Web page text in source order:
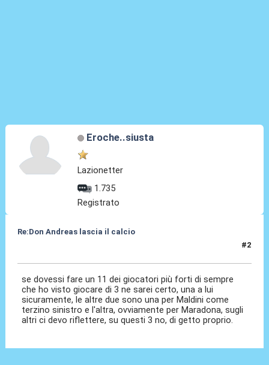
Eroche..siusta
Lazionetter
1.735
Registrato
Re:Don Andreas lascia il calcio
#2
se dovessi fare un 11 dei giocatori più forti di sempre
che ho visto giocare di 3 ne sarei certo, una a lui
sicuramente, le altre due sono una per Maldini come
terzino sinistro e l'altra, ovviamente per Maradona, sugli
altri ci devo riflettere, su questi 3 no, di getto proprio.